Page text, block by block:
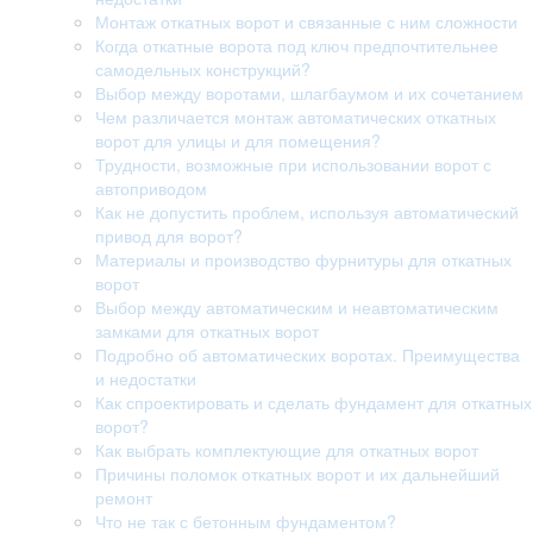
Монтаж откатных ворот и связанные с ним сложности
Когда откатные ворота под ключ предпочтительнее
самодельных конструкций?
Выбор между воротами, шлагбаумом и их сочетанием
Чем различается монтаж автоматических откатных
ворот для улицы и для помещения?
Трудности, возможные при использовании ворот с
автоприводом
Как не допустить проблем, используя автоматический
привод для ворот?
Материалы и производство фурнитуры для откатных
ворот
Выбор между автоматическим и неавтоматическим
замками для откатных ворот
Подробно об автоматических воротах. Преимущества
и недостатки
Как спроектировать и сделать фундамент для откатных
ворот?
Как выбрать комплектующие для откатных ворот
Причины поломок откатных ворот и их дальнейший
ремонт
Что не так с бетонным фундаментом?